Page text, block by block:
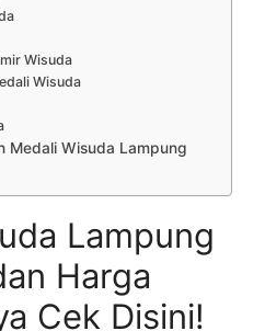
Wisuda
Wisuda
Medali Wisuda Lampung
Lampung
Harga
Cek Disini!